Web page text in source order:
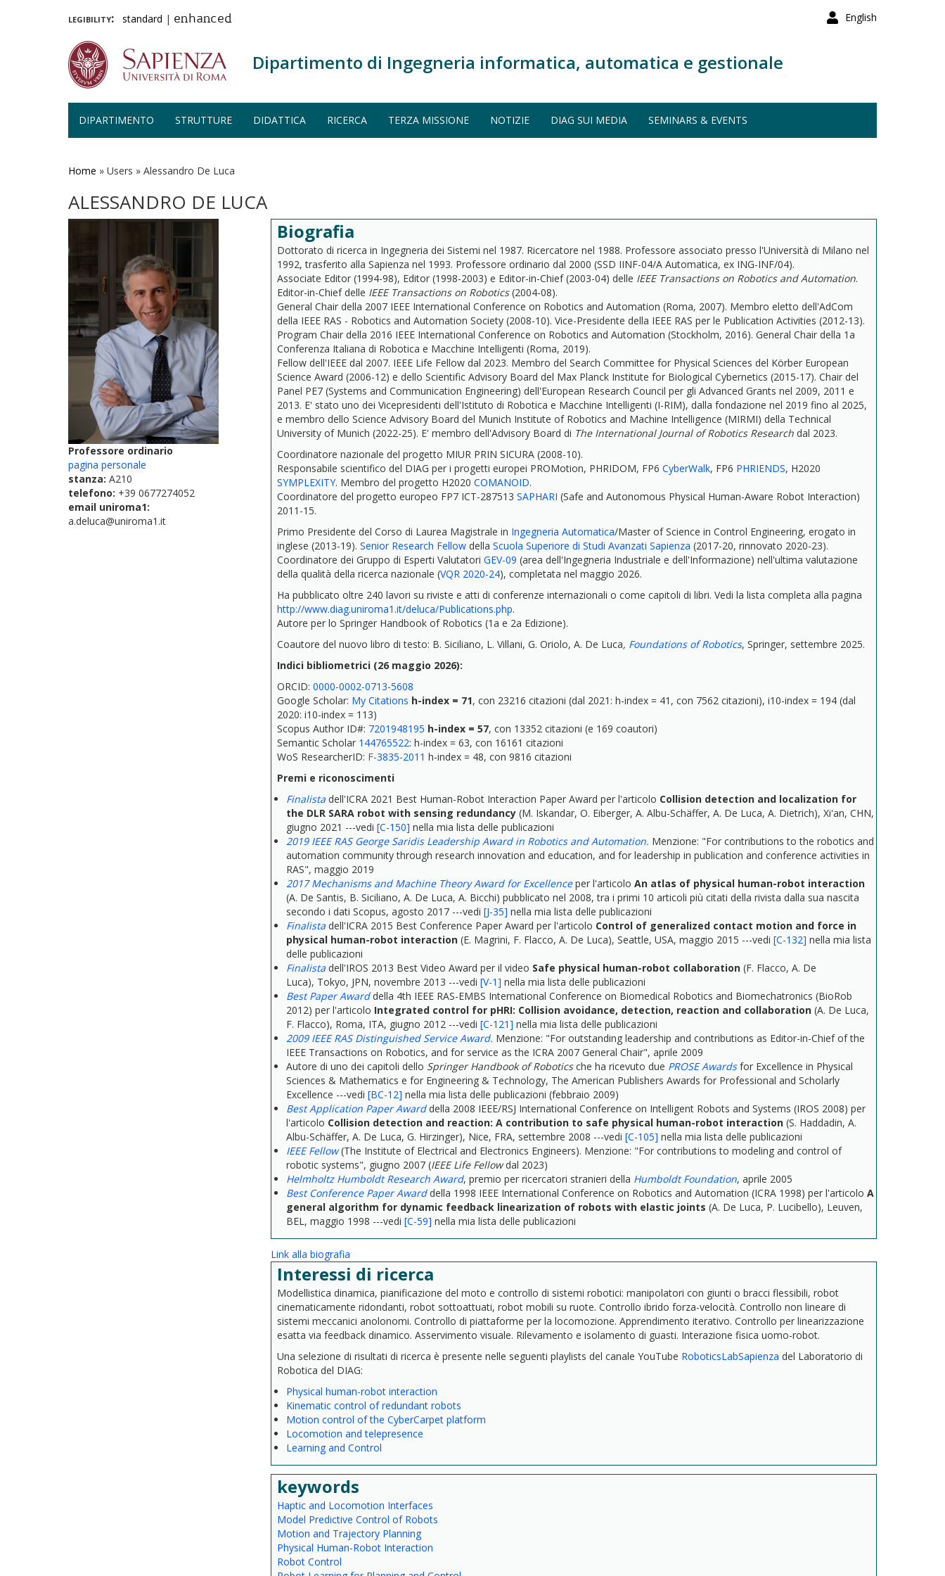
English
legibility: standard | enhanced
Dipartimento di Ingegneria informatica, automatica e gestionale
DIPARTIMENTO STRUTTURE DIDATTICA RICERCA TERZA MISSIONE NOTIZIE DIAG SUI MEDIA SEMINARS & EVENTS
Home » Users » Alessandro De Luca
ALESSANDRO DE LUCA
Professore ordinario
pagina personale
stanza: A210
telefono: +39 0677274052
email uniroma1:
a.deluca@uniroma1.it
Biografia
Dottorato di ricerca in Ingegneria dei Sistemi nel 1987. Ricercatore nel 1988. Professore associato presso l'Università di Milano nel
1992, trasferito alla Sapienza nel 1993. Professore ordinario dal 2000 (SSD IINF-04/A Automatica, ex ING-INF/04).
Associate Editor (1994-98), Editor (1998-2003) e Editor-in-Chief (2003-04) delle IEEE Transactions on Robotics and Automation.
Editor-in-Chief delle IEEE Transactions on Robotics(2004-08).
General Chair della 2007 IEEE International Conference on Robotics and Automation (Roma, 2007). Membro eletto dell'AdCom
della IEEE RAS - Robotics and Automation Society (2008-10). Vice-Presidente della IEEE RAS per le Publication Activities (2012-13).
Program Chair della 2016 IEEE International Conference on Robotics and Automation (Stockholm, 2016). General Chair della 1a
Conferenza Italiana di Robotica e Macchine Intelligenti (Roma, 2019).
Fellow dell'IEEE dal 2007. IEEE Life Fellow dal 2023. Membro del Search Committee for Physical Sciences del Körber European
Science Award (2006-12) e dello Scientific Advisory Board del Max Planck Institute for Biological Cybernetics (2015-17). Chair del
Panel PE7 (Systems and Communication Engineering) dell'European Research Council per gli Advanced Grants nel 2009, 2011 e
2013. E' stato uno dei Vicepresidenti dell'Istituto di Robotica e Macchine Intelligenti (I-RIM), dalla fondazione nel 2019 fino al 2025,
e membro dello Science Advisory Board del Munich Institute of Robotics and Machine Intelligence (MIRMI) della Technical
University of Munich (2022-25). E' membro dell'Advisory Board di The International Journal of Robotics Researchdal 2023.
Coordinatore nazionale del progetto MIUR PRIN SICURA (2008-10).
Responsabile scientifico del DIAG per i progetti europei PROMotion, PHRIDOM, FP6 CyberWalk, FP6 PHRIENDS, H2020
SYMPLEXITY. Membro del progetto H2020 COMANOID.
Coordinatore del progetto europeo FP7 ICT-287513 SAPHARI (Safe and Autonomous Physical Human-Aware Robot Interaction)
2011-15.
Primo Presidente del Corso di Laurea Magistrale in Ingegneria Automatica/Master of Science in Control Engineering, erogato in
inglese (2013-19). Senior Research Fellowdella Scuola Superiore di Studi Avanzati Sapienza (2017-20, rinnovato 2020-23).
Coordinatore dei Gruppo di Esperti Valutatori GEV-09 (area dell'Ingegneria Industriale e dell'Informazione) nell'ultima valutazione
della qualità della ricerca nazionale (VQR 2020-24), completata nel maggio 2026.
Ha pubblicato oltre 240 lavori su riviste e atti di conferenze internazionali o come capitoli di libri. Vedi la lista completa alla pagina
http://www.diag.uniroma1.it/deluca/Publications.php.
Autore per lo Springer Handbook of Robotics (1a e 2a Edizione).
Coautore del nuovo libro di testo: B. Siciliano, L. Villani, G. Oriolo, A. De Luca, Foundations of Robotics, Springer, settembre 2025.
Indici bibliometrici (26 maggio 2026):
ORCID: 0000-0002-0713-5608
Google Scholar: My Citations h-index = 71, con 23216 citazioni (dal 2021: h-index = 41, con 7562 citazioni), i10-index = 194 (dal
2020: i10-index = 113)
Scopus Author ID#: 7201948195 h-index = 57, con 13352 citazioni (e 169 coautori)
Semantic Scholar 144765522: h-index = 63, con 16161 citazioni
WoS ResearcherID: F-3835-2011 h-index = 48, con 9816 citazioni
Premi e riconoscimenti
Finalistadell'ICRA 2021 Best Human-Robot Interaction Paper Award per l'articolo Collision detection and localization for
the DLR SARA robot with sensing redundancy(M. Iskandar, O. Eiberger, A. Albu-Schäffer, A. De Luca, A. Dietrich), Xi'an, CHN,
giugno 2021 ---vedi [C-150] nella mia lista delle publicazioni
2019 IEEE RAS George Saridis Leadership Award in Robotics and Automation. Menzione: "For contributions to the robotics and
automation community through research innovation and education, and for leadership in publication and conference activities in
RAS", maggio 2019
2017 Mechanisms and Machine Theory Award for Excellenceper l'articolo An atlas of physical human-robot interaction
(A. De Santis, B. Siciliano, A. De Luca, A. Bicchi) pubblicato nel 2008, tra i primi 10 articoli più citati della rivista dalla sua nascita
secondo i dati Scopus, agosto 2017 ---vedi [J-35] nella mia lista delle publicazioni
Finalistadell'ICRA 2015 Best Conference Paper Award per l'articolo Control of generalized contact motion and force in
physical human-robot interaction(E. Magrini, F. Flacco, A. De Luca), Seattle, USA, maggio 2015 ---vedi [C-132] nella mia lista
delle publicazioni
Finalistadell'IROS 2013 Best Video Award per il video Safe physical human-robot collaboration(F. Flacco, A. De
Luca), Tokyo, JPN, novembre 2013 ---vedi [V-1] nella mia lista delle publicazioni
Best Paper Awarddella 4th IEEE RAS-EMBS International Conference on Biomedical Robotics and Biomechatronics (BioRob
2012) per l'articolo Integrated control for pHRI: Collision avoidance, detection, reaction and collaboration(A. De Luca,
F. Flacco), Roma, ITA, giugno 2012 ---vedi [C-121] nella mia lista delle publicazioni
2009 IEEE RAS Distinguished Service Award. Menzione: "For outstanding leadership and contributions as Editor-in-Chief of the
IEEE Transactions on Robotics, and for service as the ICRA 2007 General Chair", aprile 2009
Autore di uno dei capitoli dello Springer Handbook of Roboticsche ha ricevuto due PROSE Awardsfor Excellence in Physical
Sciences & Mathematics e for Engineering & Technology, The American Publishers Awards for Professional and Scholarly
Excellence ---vedi [BC-12] nella mia lista delle publicazioni (febbraio 2009)
Best Application Paper Awarddella 2008 IEEE/RSJ International Conference on Intelligent Robots and Systems (IROS 2008) per
l'articolo Collision detection and reaction: A contribution to safe physical human-robot interaction(S. Haddadin, A.
Albu-Schäffer, A. De Luca, G. Hirzinger), Nice, FRA, settembre 2008 ---vedi [C-105] nella mia lista delle publicazioni
IEEE Fellow(The Institute of Electrical and Electronics Engineers). Menzione: "For contributions to modeling and control of
robotic systems", giugno 2007 (IEEE Life Fellowdal 2023)
Helmholtz Humboldt Research Award, premio per ricercatori stranieri della Humboldt Foundation, aprile 2005
Best Conference Paper Awarddella 1998 IEEE International Conference on Robotics and Automation (ICRA 1998) per l'articolo A
general algorithm for dynamic feedback linearization of robots with elastic joints (A. De Luca, P. Lucibello), Leuven,
BEL, maggio 1998 ---vedi [C-59] nella mia lista delle publicazioni
Link alla biografia
Interessi di ricerca
Modellistica dinamica, pianificazione del moto e controllo di sistemi robotici: manipolatori con giunti o bracci flessibili, robot
cinematicamente ridondanti, robot sottoattuati, robot mobili su ruote. Controllo ibrido forza-velocità. Controllo non lineare di
sistemi meccanici anolonomi. Controllo di piattaforme per la locomozione. Apprendimento iterativo. Controllo per linearizzazione
esatta via feedback dinamico. Asservimento visuale. Rilevamento e isolamento di guasti. Interazione fisica uomo-robot.
Una selezione di risultati di ricerca è presente nelle seguenti playlists del canale YouTube RoboticsLabSapienza del Laboratorio di
Robotica del DIAG:
Physical human-robot interaction
Kinematic control of redundant robots
Motion control of the CyberCarpet platform
Locomotion and telepresence
Learning and Control
keywords
Haptic and Locomotion Interfaces
Model Predictive Control of Robots
Motion and Trajectory Planning
Physical Human-Robot Interaction
Robot Control